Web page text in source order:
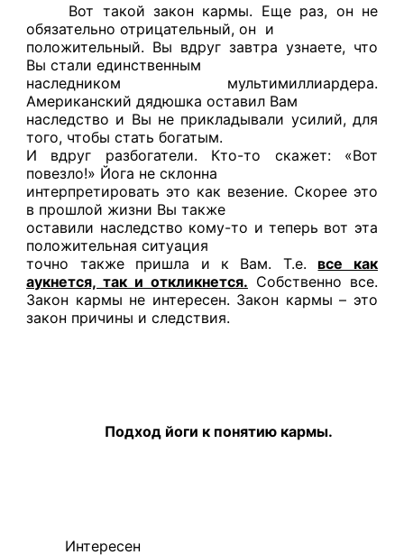
Вот такой закон кармы. Еще раз, он не
обязательно отрицательный, он и
положительный. Вы вдруг завтра узнаете, что
Вы стали единственным
наследником мультимиллиардера.
Американский дядюшка оставил Вам
наследство и Вы не прикладывали усилий, для
того, чтобы стать богатым.
И вдруг разбогатели. Кто-то скажет: «Вот
повезло!» Йога не склонна
интерпретировать это как везение. Скорее это
в прошлой жизни Вы также
оставили наследство кому-то и теперь вот эта
положительная ситуация
точно также пришла и к Вам. Т.е. все как
аукнется, так и откликнется. Собственно все.
Закон кармы не интересен. Закон кармы – это
закон причины и следствия.
Подход йоги к понятию кармы.
Интересен